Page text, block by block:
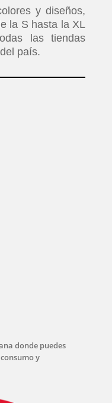
y diseños,
la S hasta la XL
las tiendas
país.
donde puedes
y